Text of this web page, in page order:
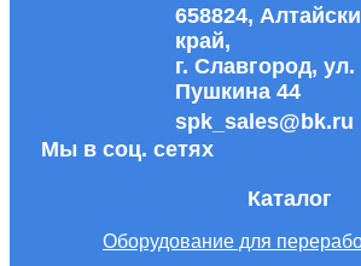
658824,
край,
г. Славгород, ул.
Пушкина 44
spk_sales@bk.ru
Мы в соц. сетях
Каталог
Оборудование для